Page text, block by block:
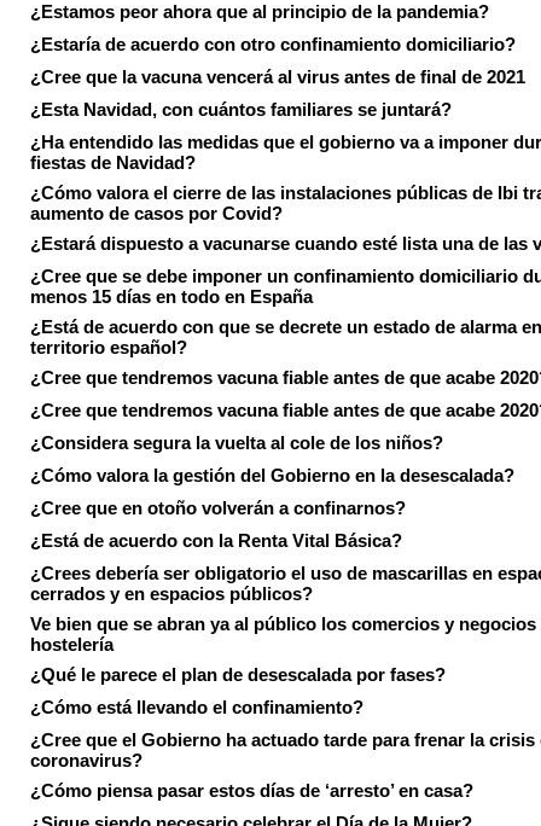
¿Estamos peor ahora que al principio de la pandemia?
¿Estaría de acuerdo con otro confinamiento domiciliario?
¿Cree que la vacuna vencerá al virus antes de final de 2021
¿Esta Navidad, con cuántos familiares se juntará?
¿Ha entendido las medidas que el gobierno va a imponer
fiestas de Navidad?
¿Cómo valora el cierre de las instalaciones públicas de Ibi
aumento de casos por Covid?
¿Estará dispuesto a vacunarse cuando esté lista una de las
¿Cree que se debe imponer un confinamiento domiciliario
menos 15 días en todo en España
¿Está de acuerdo con que se decrete un estado de alarma
territorio español?
¿Cree que tendremos vacuna fiable antes de que acabe
¿Cree que tendremos vacuna fiable antes de que acabe
¿Considera segura la vuelta al cole de los niños?
¿Cómo valora la gestión del Gobierno en la desescalada?
¿Cree que en otoño volverán a confinarnos?
¿Está de acuerdo con la Renta Vital Básica?
¿Crees debería ser obligatorio el uso de mascarillas en
cerrados y en espacios públicos?
Ve bien que se abran ya al público los comercios y negocios
hostelería
¿Qué le parece el plan de desescalada por fases?
¿Cómo está llevando el confinamiento?
¿Cree que el Gobierno ha actuado tarde para frenar la crisis
coronavirus?
¿Cómo piensa pasar estos días de ‘arresto’ en casa?